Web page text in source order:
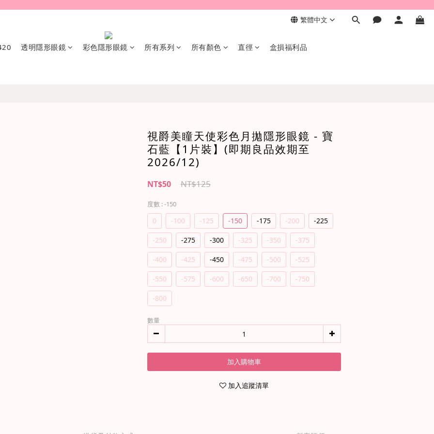
繁體中文
透明隱形眼鏡 彩色隱形眼鏡 所有系列 所有顏色 直徑 盒損福利品
視爵美瞳天使彩色月拋隱形眼鏡 - 寶
石藍【1片裝】(即期良品效期至
2026/12)
NT$50 NT$125
度數 : -150
0 -100 -125 -150 -175 -200 -225
-250 -275 -300 -325 -350 -375
-400 -425 -450 -475 -500 -525
-550 -575 -600 -650 -700 -750
-800
數量
加入購物車
加入追蹤清單